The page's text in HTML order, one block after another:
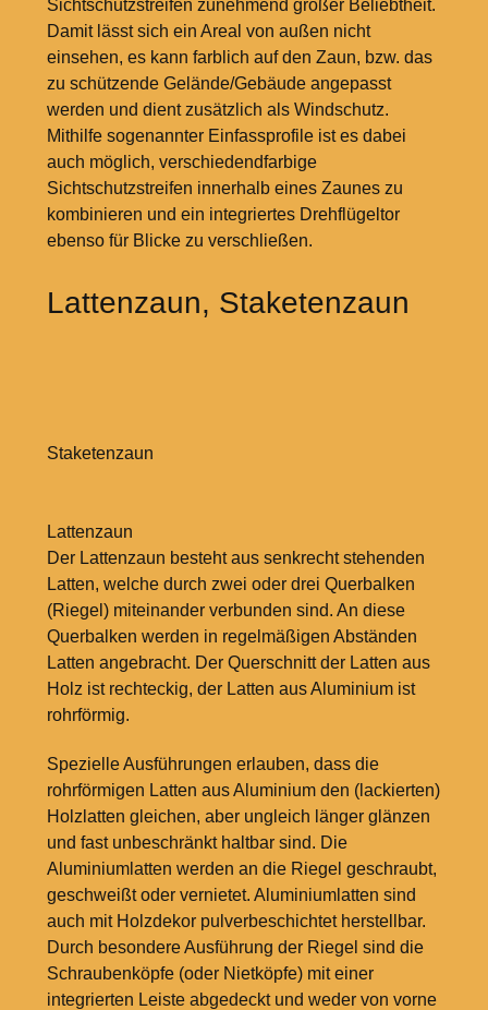
Sichtschutzstreifen zunehmend großer Beliebtheit.
Damit lässt sich ein Areal von außen nicht
einsehen, es kann farblich auf den Zaun, bzw. das
zu schützende Gelände/Gebäude angepasst
werden und dient zusätzlich als Windschutz.
Mithilfe sogenannter Einfassprofile ist es dabei
auch möglich, verschiedendfarbige
Sichtschutzstreifen innerhalb eines Zaunes zu
kombinieren und ein integriertes Drehflügeltor
ebenso für Blicke zu verschließen.
Lattenzaun, Staketenzaun
Staketenzaun
Lattenzaun
Der Lattenzaun besteht aus senkrecht stehenden
Latten, welche durch zwei oder drei Querbalken
(Riegel) miteinander verbunden sind. An diese
Querbalken werden in regelmäßigen Abständen
Latten angebracht. Der Querschnitt der Latten aus
Holz ist rechteckig, der Latten aus Aluminium ist
rohrförmig.
Spezielle Ausführungen erlauben, dass die
rohrförmigen Latten aus Aluminium den (lackierten)
Holzlatten gleichen, aber ungleich länger glänzen
und fast unbeschränkt haltbar sind. Die
Aluminiumlatten werden an die Riegel geschraubt,
geschweißt oder vernietet. Aluminiumlatten sind
auch mit Holzdekor pulverbeschichtet herstellbar.
Durch besondere Ausführung der Riegel sind die
Schraubenköpfe (oder Nietköpfe) mit einer
integrierten Leiste abgedeckt und weder von vorne